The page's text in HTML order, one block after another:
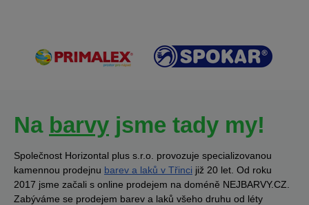
Na barvy jsme tady my!
Společnost Horizontal plus s.r.o. provozuje specializovanou
kamennou prodejnu barev a laků v Třinci již 20 let. Od roku
2017 jsme začali s online prodejem na doméně NEJBARVY.CZ.
Zabýváme se prodejem barev a laků všeho druhu od léty